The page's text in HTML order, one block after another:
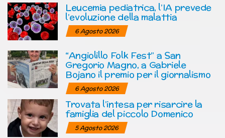
Leucemia pediatrica, l’IA prevede
l’evoluzione della malattia
6 Agosto 2026
“Angiolillo Folk Fest” a San
Gregorio Magno, a Gabriele
Bojano il premio per il giornalismo
6 Agosto 2026
Trovata l’intesa per risarcire la
famiglia del piccolo Domenico
5 Agosto 2026